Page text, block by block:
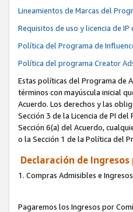
Lineamientos de Marcas del
Requisitos de uso y licencia de
Política del Programa de
Política del programa Creator
Estas políticas del Programa de
términos con mayúscula inicial
Acuerdo. Los derechos y las
Sección 3 de la Licencia de PI
Sección 6(a) del Acuerdo,
o la Sección 1 de la Política del
Declaración de
1. Compras Admisibles e
Pagaremos los Ingresos por